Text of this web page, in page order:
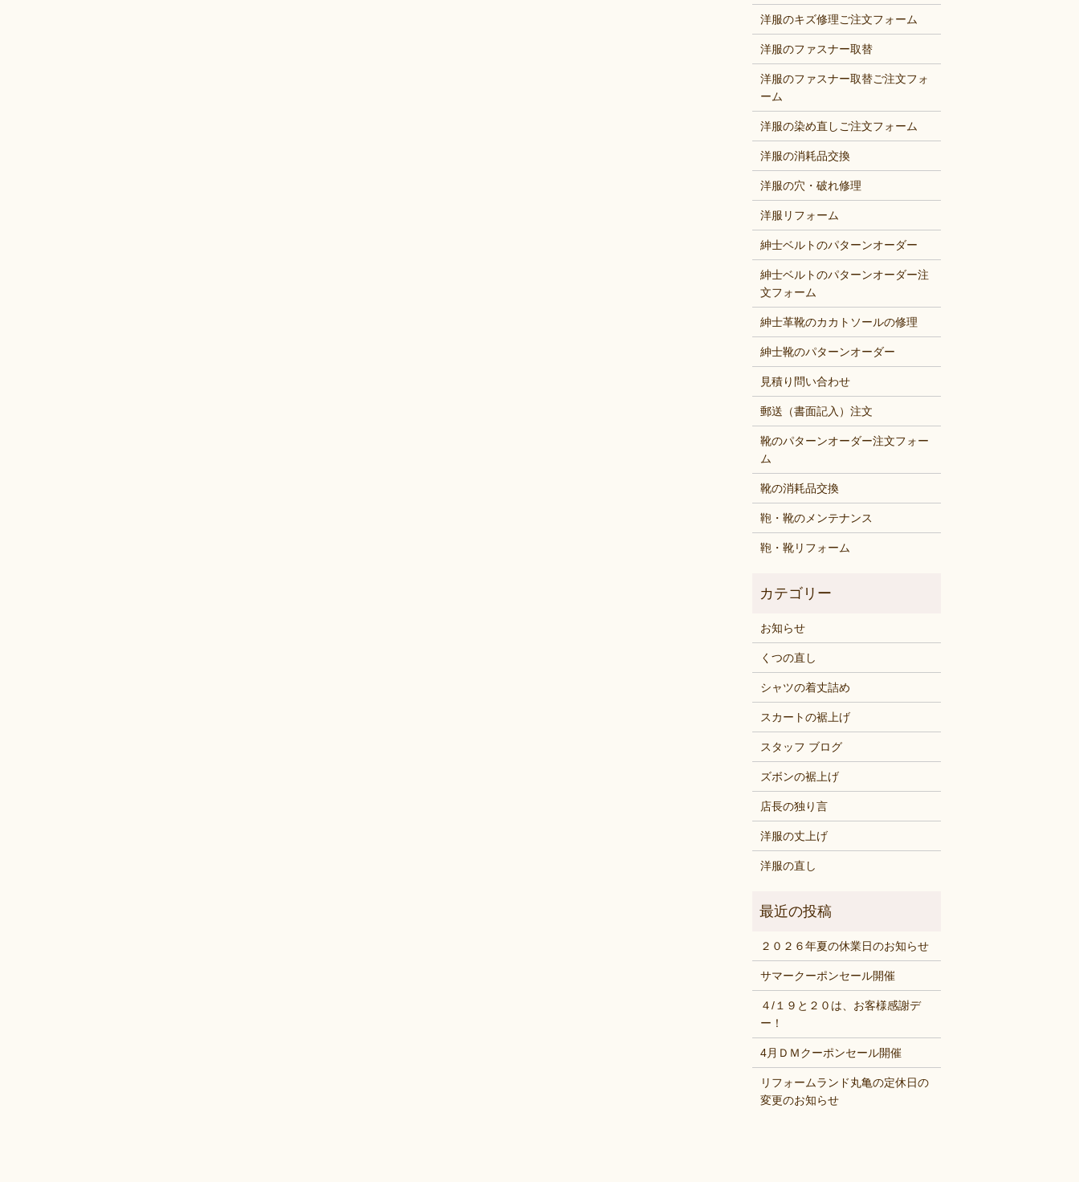
洋服のキズ修理ご注文フォーム
洋服のファスナー取替
洋服のファスナー取替ご注文フォ
ーム
洋服の染め直しご注文フォーム
洋服の消耗品交換
洋服の穴・破れ修理
洋服リフォーム
紳士ベルトのパターンオーダー
紳士ベルトのパターンオーダー注
文フォーム
紳士革靴のカカトソールの修理
紳士靴のパターンオーダー
見積り問い合わせ
郵送（書面記入）注文
靴のパターンオーダー注文フォー
ム
靴の消耗品交換
鞄・靴のメンテナンス
鞄・靴リフォーム
お知らせ
くつの直し
シャツの着丈詰め
スカートの裾上げ
スタッフ ブログ
ズボンの裾上げ
店長の独り言
洋服の丈上げ
洋服の直し
２０２６年夏の休業日のお知らせ
サマークーポンセール開催
４/１９と２０は、お客様感謝デ
ー！
4月ＤＭクーポンセール開催
リフォームランド丸亀の定休日の
変更のお知らせ